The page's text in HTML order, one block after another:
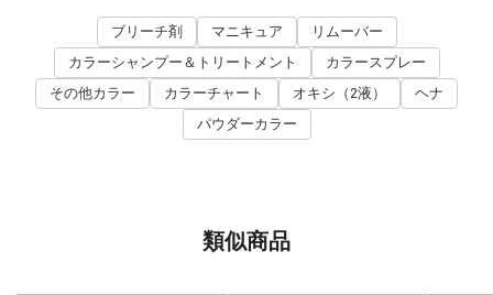
ブリーチ剤 マニキュア
リムーバー
カラーシャンプー＆トリートメント
カラースプレー
その他カラー
カラーチャート オキシ（2液）
ヘナ
パウダーカラー
類似商品